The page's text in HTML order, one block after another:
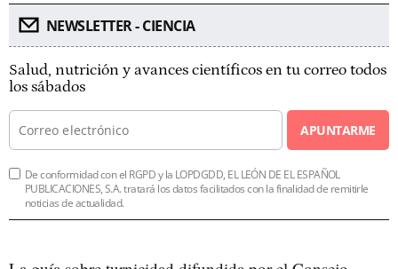
NEWSLETTER - CIENCIA
Salud, nutrición y avances científicos en tu correo todos
los sábados
APUNTARME
De conformidad con el RGPD y la LOPDGDD, EL LEÓN DE EL ESPAÑOL
PUBLICACIONES, S.A. tratará los datos facilitados con la finalidad de remitirle
noticias de actualidad.